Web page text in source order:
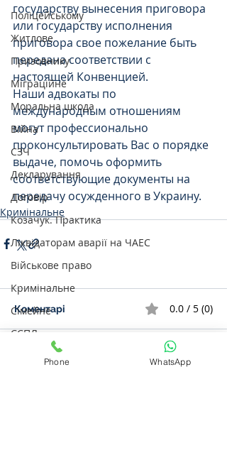
Поліцейському
Житлове
Призовнику
Міграційне
Моральна шкода
Війна
СЗЧ
Декларування
Договір
Козачук. Практика
Ліквідаторам аварії на ЧАЕС
Військове право
Кримінальне
Сімейне
ЄСПЛ
Цивільне
государству вынесения приговора
или государству исполнения
приговора свое пожелание быть
передана соответствии с
настоящей Конвенцией.
Наши адвокаты по
международным отношениям
могут профессионально
проконсультировать Вас о порядке
выдаче, помочь оформить
соответствующие документы на
передачу осужденного в Украину.
Кримінальне
Коментарі 0.0 / 5 (0)
Прокоментуйте й оцініть
Phone WhatsApp